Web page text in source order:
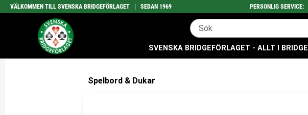
VÄLKOMMEN TILL SVENSKA BRIDGEFÖRLAGET | SEDAN 1969 PERSONLIG SERVICE:
SVENSKA BRIDGEFÖRLAGET - ALLT I BRIDGE
Spelbord & Dukar